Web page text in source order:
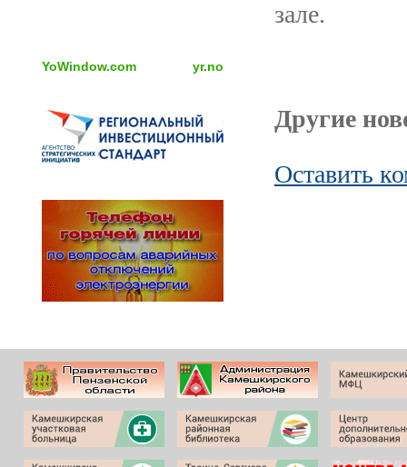
YoWindow.com yr.no
зале.
Другие
Оставить